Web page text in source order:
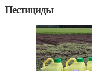
Пестициды